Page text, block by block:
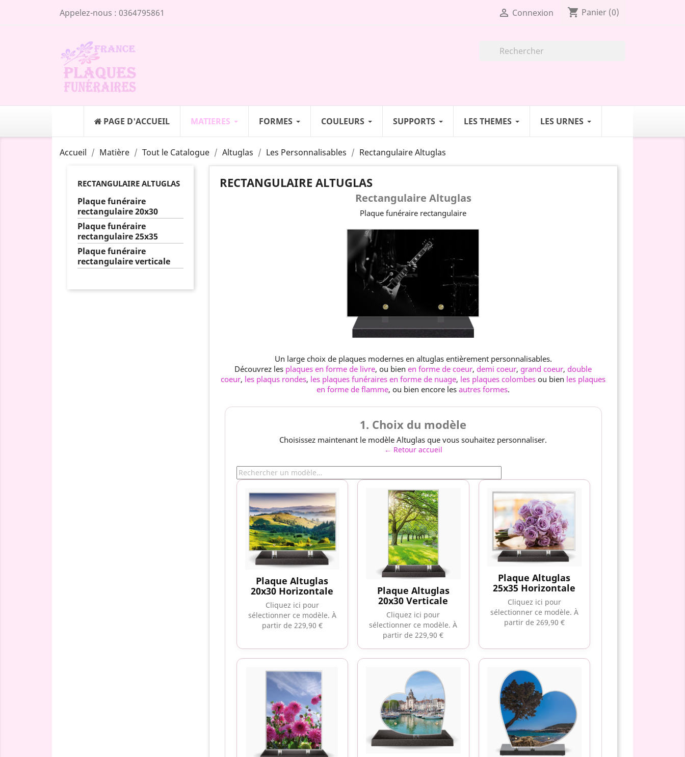
Appelez-nous : 0364795861  Connexion shopping_cart Panier (0)
PAGE D'ACCUEIL MATIERES FORMES COULEURS SUPPORTS LES THEMES LES URNES
Accueil Matière Tout le Catalogue Altuglas Les Personnalisables Rectangulaire Altuglas
RECTANGULAIRE ALTUGLAS
Plaque funéraire
rectangulaire 20x30
Plaque funéraire
rectangulaire 25x35
Plaque funéraire
rectangulaire verticale
RECTANGULAIRE ALTUGLAS
Rectangulaire Altuglas
Plaque funéraire rectangulaire
Un large choix de plaques modernes en altuglas entièrement personnalisables.
Découvrez les plaques en forme de livre, ou bienen forme de coeur, demi coeur, grand coeur, double
coeur, les plaqus rondes, les plaques funéraires en forme de nuage, les plaques colombes ou bien les plaques
en forme de flamme, ou bien encore lesautres formes.
1. Choix du modèle
Choisissez maintenant le modèle Altuglas que vous souhaitez personnaliser.
← Retour accueil
Plaque Altuglas
20x30 Horizontale
Cliquez ici pour
sélectionner ce modèle. À
partir de 229,90 €
Plaque Altuglas
20x30 Verticale
Cliquez ici pour
sélectionner ce modèle. À
partir de 229,90 €
Plaque Altuglas
25x35 Horizontale
Cliquez ici pour
sélectionner ce modèle. À
partir de 269,90 €